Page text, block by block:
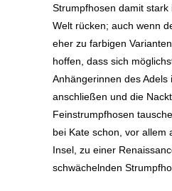
Strumpfhosen damit stark
Welt rücken; auch wenn
eher zu farbigen
hoffen, dass sich
Anhängerinnen des Adels
anschließen und die
Feinstrumpfhosen
bei Kate schon, vor allem
Insel, zu einer
schwächelnden